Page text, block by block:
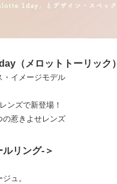
（メロットトーリック）
・イメージモデル
ンズで新登場！
の惹きよせレンズ
リング-＞
ュ。